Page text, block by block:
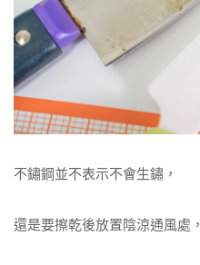
不鏽鋼並不表示不會生鏽，
還是要擦乾後放置陰涼通風處，